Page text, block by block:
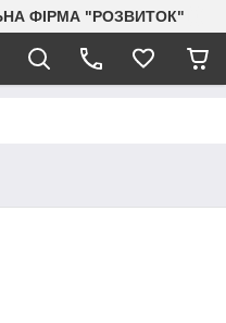
ФІРМА "РОЗВИТОК"